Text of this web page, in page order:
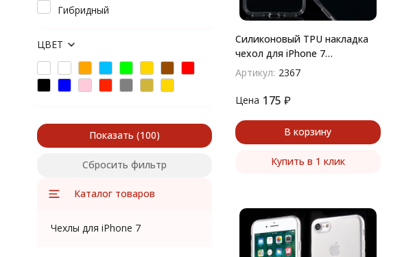
Силиконовый TPU накладка
чехол для iPhone 7
(Прозрачный)
Артикул: 2367
Цена 175 ₽
В корзину
Купить в 1 клик
Гибридный
ЦВЕТ
Показать
Сбросить фильтр
Каталог товаров
Чехлы для iPhone 7